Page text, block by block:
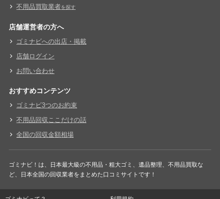
不用品買取業者を探す
店舗運営者の方へ
ゴミナビへの出店・掲載
店舗ログイン
お問い合わせ
おすすめコンテンツ
ゴミナビ3つのお約束
不用品回収ここだけの話
全国の回収金額相場
ゴミナビ！は、日本最大級の不用品・粗大ゴミ、遺品整理、不用品買取な
ど、日本全国の回収業者をまとめた口コミサイトです！